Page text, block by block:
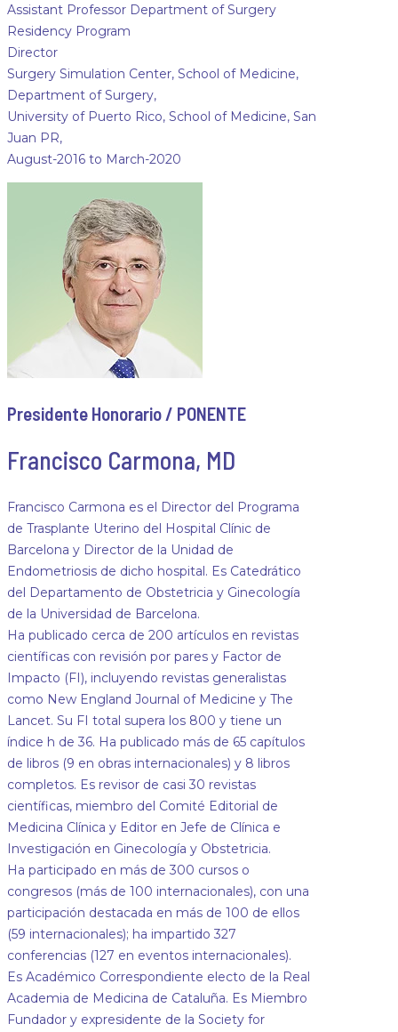
Assistant Professor Department of Surgery
Residency Program
Director
Surgery Simulation Center, School of Medicine,
Department of Surgery,
University of Puerto Rico, School of Medicine, San
Juan PR,
August-2016 to March-2020
Presidente Honorario / PONENTE
Francisco Carmona, MD
Francisco Carmona es el Director del Programa
de Trasplante Uterino del Hospital Clínic de
Barcelona y Director de la Unidad de
Endometriosis de dicho hospital. Es Catedrático
del Departamento de Obstetricia y Ginecología
de la Universidad de Barcelona.
Ha publicado cerca de 200 artículos en revistas
científicas con revisión por pares y Factor de
Impacto (FI), incluyendo revistas generalistas
como New England Journal of Medicine y The
Lancet. Su FI total supera los 800 y tiene un
índice h de 36. Ha publicado más de 65 capítulos
de libros (9 en obras internacionales) y 8 libros
completos. Es revisor de casi 30 revistas
científicas, miembro del Comité Editorial de
Medicina Clínica y Editor en Jefe de Clínica e
Investigación en Ginecología y Obstetricia.
Ha participado en más de 300 cursos o
congresos (más de 100 internacionales), con una
participación destacada en más de 100 de ellos
(59 internacionales); ha impartido 327
conferencias (127 en eventos internacionales).
Es Académico Correspondiente electo de la Real
Academia de Medicina de Cataluña. Es Miembro
Fundador y expresidente de la Society for